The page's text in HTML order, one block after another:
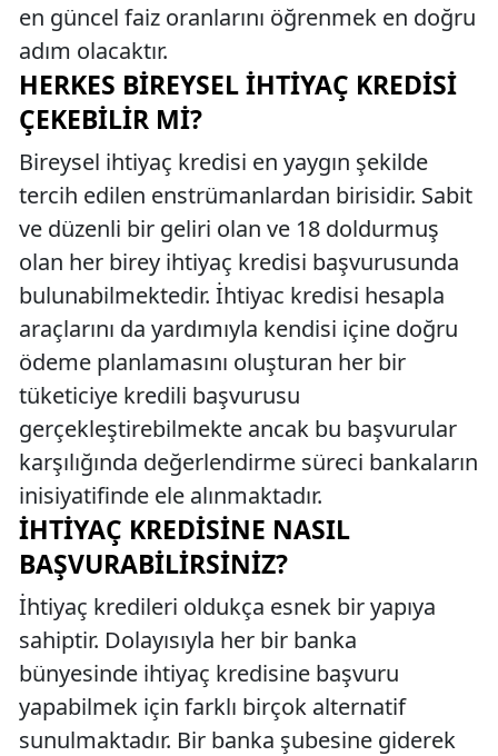
en güncel faiz oranlarını öğrenmek en doğru
adım olacaktır.
HERKES BIREYSEL İHTIYAÇ KREDISI
ÇEKEBILIR MI?
Bireysel ihtiyaç kredisi en yaygın şekilde
tercih edilen enstrümanlardan birisidir. Sabit
ve düzenli bir geliri olan ve 18 doldurmuş
olan her birey ihtiyaç kredisi başvurusunda
bulunabilmektedir. İhtiyac kredisi hesapla
araçlarını da yardımıyla kendisi içine doğru
ödeme planlamasını oluşturan her bir
tüketiciye kredili başvurusu
gerçekleştirebilmekte ancak bu başvurular
karşılığında değerlendirme süreci bankaların
inisiyatifinde ele alınmaktadır.
İHTIYAÇ KREDISINE NASIL
BAŞVURABILIRSINIZ?
İhtiyaç kredileri oldukça esnek bir yapıya
sahiptir. Dolayısıyla her bir banka
bünyesinde ihtiyaç kredisine başvuru
yapabilmek için farklı birçok alternatif
sunulmaktadır. Bir banka şubesine giderek